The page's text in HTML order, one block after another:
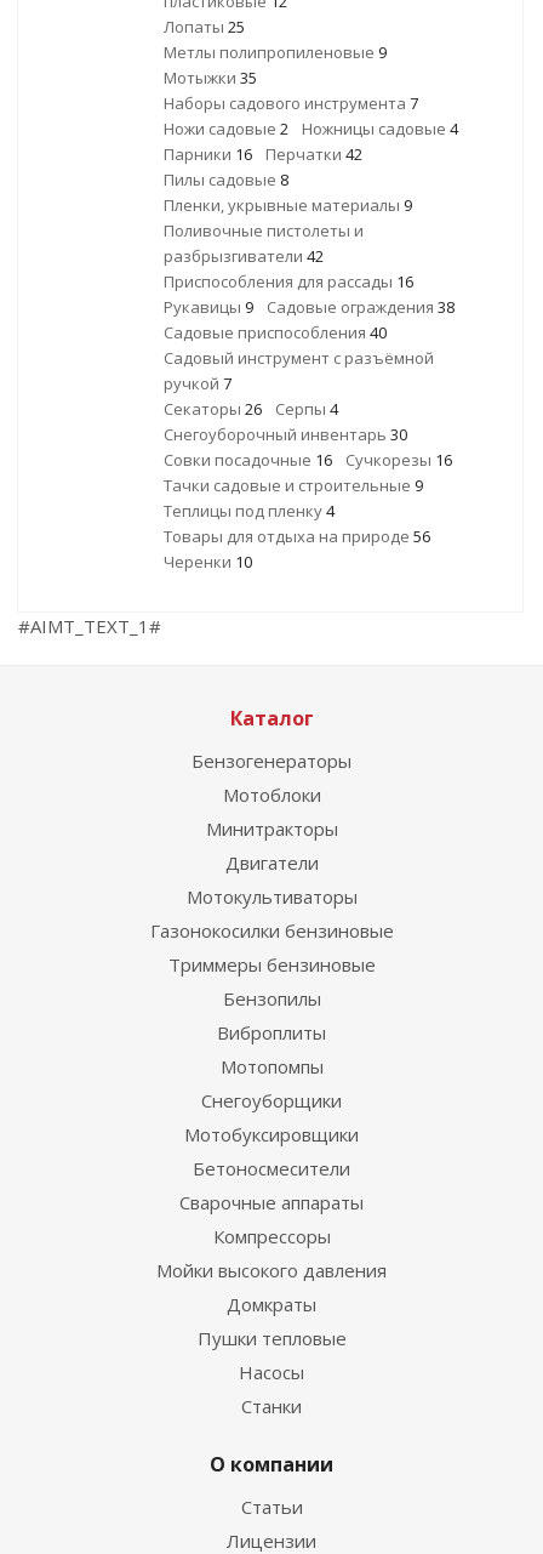
Лопаты 25
Метлы полипропиленовые 9
Мотыжки 35
Наборы садового инструмента 7
Ножи садовые 2 Ножницы садовые 4
Парники 16 Перчатки 42
Пилы садовые 8
Пленки, укрывные материалы 9
Поливочные пистолеты и
разбрызгиватели 42
Приспособления для рассады 16
Рукавицы 9 Садовые ограждения 38
Садовые приспособления 40
Садовый инструмент с разъёмной
ручкой 7
Секаторы 26 Серпы 4
Снегоуборочный инвентарь 30
Совки посадочные 16 Сучкорезы 16
Тачки садовые и строительные 9
Теплицы под пленку4
Товары для отдыха на природе 56
Черенки 10
#AIMT_TEXT_1#
Каталог
Бензогенераторы
Мотоблоки
Минитракторы
Двигатели
Мотокультиваторы
Газонокосилки бензиновые
Триммеры бензиновые
Бензопилы
Виброплиты
Мотопомпы
Снегоуборщики
Мотобуксировщики
Бетоносмесители
Сварочные аппараты
Компрессоры
Мойки высокого давления
Домкраты
Пушки тепловые
Насосы
Станки
О компании
Статьи
Лицензии